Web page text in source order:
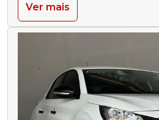
Ver mais